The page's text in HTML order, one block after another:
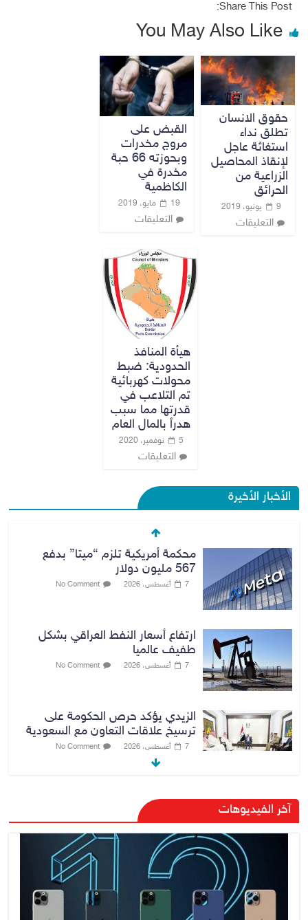
Share This Post:
You May Also Like
حقوق الانسان
تطلق نداء
استغاثة عاجل
لإنقاذ المحاصيل
الزراعية من
الحرائق
9 يونيو، 2019
التعليقات
القبض على
مروج مخدرات
وبحوزته 66 حبة
مخدرة في
الكاظمية
19 مايو، 2019
التعليقات
هيأة المنافذ
الحدودية: ضبط
محولات كهربائية
تم التلاعب في
قدرتها مما سبب
هدرٱ بالمال العام
5 نوفمبر، 2020
التعليقات
الأخبار الأخيرة
محكمة أمريكية تلزم “ميتا” بدفع
567 مليون دولار
7 أغسطس، 2026 No Comment
ارتفاع أسعار النفط العراقي بشكل
طفيف عالميا
7 أغسطس، 2026 No Comment
الزيدي يؤكد حرص الحكومة على
ترسيخ علاقات التعاون مع السعودية
7 أغسطس، 2026 No Comment
وزارة الداخلية: الحدود العراقية تشهد
مستوى عالياً من الأمن والاستقرار
القضاء الأعلى: القبض على عدد من
موظفي بلدية الناصرية ومعقبين
ضبطت بحوزتهم مستندات وأختام
آخر الفيديوهات